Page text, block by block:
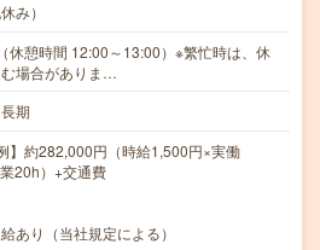
み）
憩時間 12:00～13:00）※繁忙時は、休
場合がありま…
期
】約282,000円（時給1,500円×実働
20h）+交通費
あり（当社規定による）